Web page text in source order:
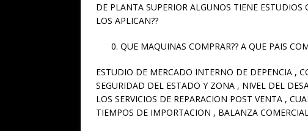
DE PLANTA SUPERIOR ALGUNOS TIENE ESTUDIOS
LOS APLICAN??
QUE MAQUINAS COMPRAR?? A QUE PAIS
ESTUDIO DE MERCADO INTERNO DE DEPENCIA ,
SEGURIDAD DEL ESTADO Y ZONA , NIVEL DEL
LOS SERVICIOS DE REPARACION POST VENTA ,
TIEMPOS DE IMPORTACION , BALANZA